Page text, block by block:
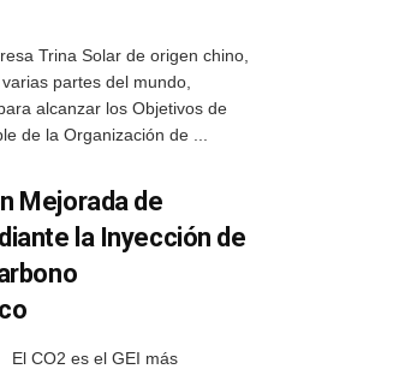
Trina Solar de origen chino,
partes del mundo,
alcanzar los Objetivos de
de la Organización de ...
Mejorada de
la Inyección de
El CO2 es el GEI más